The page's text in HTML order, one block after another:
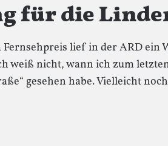
für die
Fernsehpreis lief in der ARD ein
weiß nicht, wann ich zum
gesehen habe. Vielleicht